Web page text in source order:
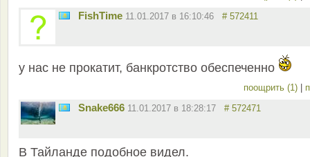
FishTime 11.01.2017 в 16:10:46 # 572411
у нас не прокатит, банкротство обеспеченно
поощрить (1)
Snake666 11.01.2017 в 18:28:17 # 572471
В Тайланде подобное видел.